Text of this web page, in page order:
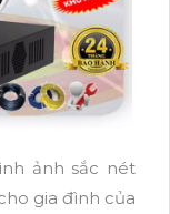
ảnh sắc nét
gia đình của